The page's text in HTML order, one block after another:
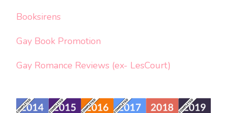
Booksirens
Gay Book Promotion
Gay Romance Reviews (ex- LesCourt)